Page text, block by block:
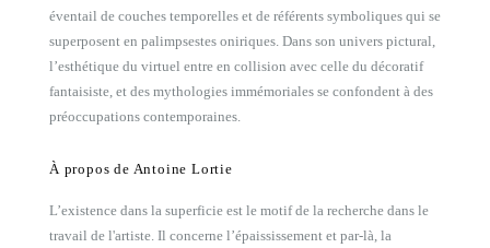
éventail de couches temporelles et de référents symboliques qui se
superposent en palimpsestes oniriques. Dans son univers pictural,
l’esthétique du virtuel entre en collision avec celle du décoratif
fantaisiste, et des mythologies immémoriales se confondent à des
préoccupations contemporaines.
À propos de Antoine Lortie
L’existence dans la superficie est le motif de la recherche dans le
travail de l'artiste. Il concerne l’épaississement et par-là, la